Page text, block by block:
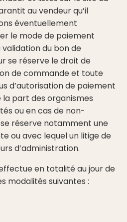
au vendeur qu’il
éventuellement
le mode de paiement
validation du bon de
se réserve le droit de
de commande et toute
d’autorisation de paiement
part des organismes
ou en cas de non-
réserve notamment une
ou avec lequel un litige de
d’administration.
en totalité au jour de
modalités suivantes :